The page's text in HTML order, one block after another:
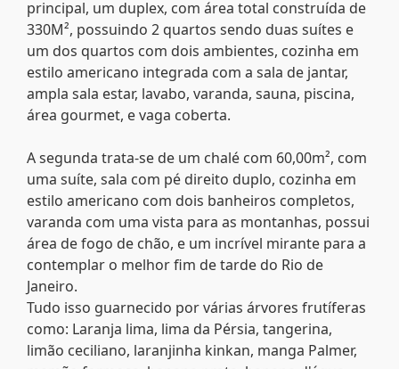
principal, um duplex, com área total construída de
330M², possuindo 2 quartos sendo duas suítes e
um dos quartos com dois ambientes, cozinha em
estilo americano integrada com a sala de jantar,
ampla sala estar, lavabo, varanda, sauna, piscina,
área gourmet, e vaga coberta.
A segunda trata-se de um chalé com 60,00m², com
uma suíte, sala com pé direito duplo, cozinha em
estilo americano com dois banheiros completos,
varanda com uma vista para as montanhas, possui
área de fogo de chão, e um incrível mirante para a
contemplar o melhor fim de tarde do Rio de
Janeiro.
Tudo isso guarnecido por várias árvores frutíferas
como: Laranja lima, lima da Pérsia, tangerina,
limão ceciliano, laranjinha kinkan, manga Palmer,